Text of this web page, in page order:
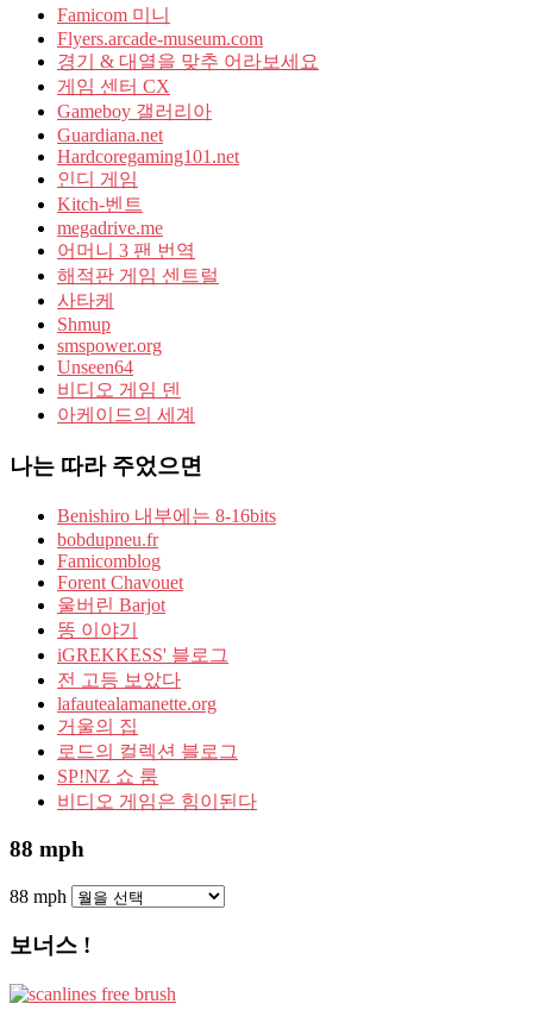
Famicom 미니
Flyers.arcade-museum.com
경기 & 대열을 맞추 어라보세요
게임 센터 CX
Gameboy 갤러리아
Guardiana.net
Hardcoregaming101.net
인디 게임
Kitch-벤트
megadrive.me
어머니 3 팬 번역
해적판 게임 센트럴
사타케
Shmup
smspower.org
Unseen64
비디오 게임 덴
아케이드의 세계
나는 따라 주었으면
Benishiro 내부에는 8-16bits
bobdupneu.fr
Famicomblog
Forent Chavouet
울버린 Barjot
똥 이야기
iGREKKESS' 블로그
전 고등 보았다
lafautealamanette.org
거울의 집
로드의 컬렉션 블로그
SP!NZ 쇼 룸
비디오 게임은 힘이된다
88 mph
88 mph
보너스 !